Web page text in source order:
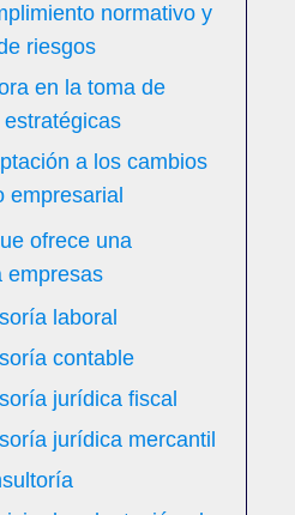
normativo y
riesgos
en la toma de
a los cambios
empresarial
ofrece una
empresas
laboral
contable
jurídica fiscal
jurídica mercantil